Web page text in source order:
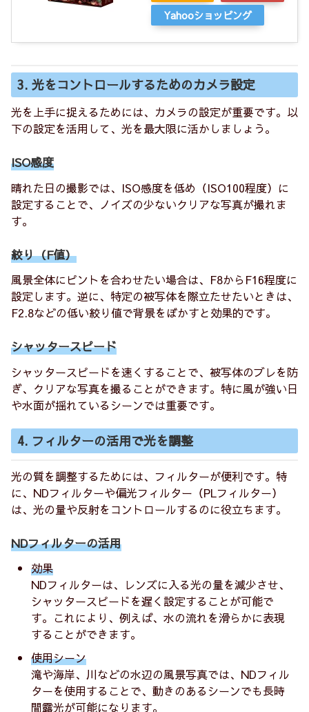
Yahooショッピング
3. 光をコントロールするためのカメラ設定
光を上手に捉えるためには、カメラの設定が重要です。以
下の設定を活用して、光を最大限に活かしましょう。
ISO感度
晴れた日の撮影では、ISO感度を低め（ISO100程度）に
設定することで、ノイズの少ないクリアな写真が撮れま
す。
絞り（F値）
風景全体にピントを合わせたい場合は、F8からF16程度に
設定します。逆に、特定の被写体を際立たせたいときは、
F2.8などの低い絞り値で背景をぼかすと効果的です。
シャッタースピード
シャッタースピードを速くすることで、被写体のブレを防
ぎ、クリアな写真を撮ることができます。特に風が強い日
や水面が揺れているシーンでは重要です。
4. フィルターの活用で光を調整
光の質を調整するためには、フィルターが便利です。特
に、NDフィルターや偏光フィルター（PLフィルター）
は、光の量や反射をコントロールするのに役立ちます。
NDフィルターの活用
効果
NDフィルターは、レンズに入る光の量を減少させ、
シャッタースピードを遅く設定することが可能で
す。これにより、例えば、水の流れを滑らかに表現
することができます。
使用シーン
滝や海岸、川などの水辺の風景写真では、NDフィル
ターを使用することで、動きのあるシーンでも長時
間露光が可能になります。